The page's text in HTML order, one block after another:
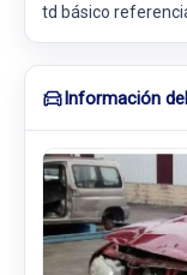
td básico
Información